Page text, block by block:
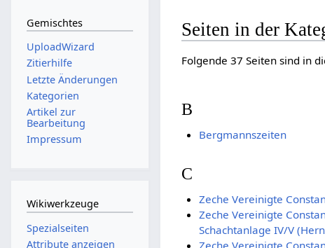
Seiten in der
Folgende 37 Seiten sind in
B
Bergmannszeiten
C
Zeche Vereinigte
Zeche Vereinigte
Schachtanlage IV/V
Zeche Vereinigte
Gemischtes
UploadWizard
Zitierhilfe
Letzte Änderungen
Kategorien
Artikel zur
Bearbeitung
Impressum
Wikiwerkzeuge
Spezialseiten
Attribute anzeigen